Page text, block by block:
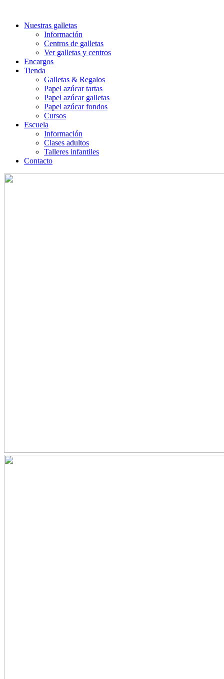
Nuestras galletas
Información
Centros de galletas
Ver galletas y centros
Encargos
Tienda
Galletas & Regalos
Papel azúcar tartas
Papel azúcar galletas
Papel azúcar fondos
Cursos
Escuela
Información
Clases adultos
Talleres infantiles
Contacto